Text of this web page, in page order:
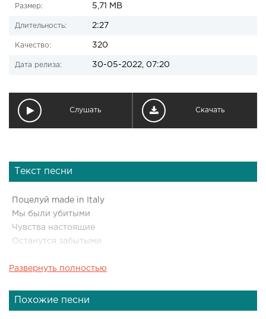
Размер: 5,71 MB
Длительность: 2:27
Качество: 320
Дата релиза: 30-05-2022, 07:20
Слушать Скачать
Текст песни
Поцелуй made in Italy
Мы были убитыми
Чувства настоящие
Останутся забытыми
Made in Italy
Чувства настоящие
Останутся забытыми
Развернуть полностью
Похожие песни